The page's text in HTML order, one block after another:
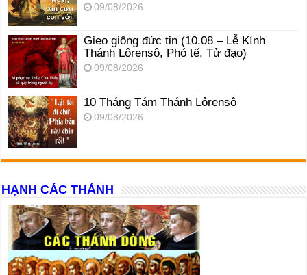
09/08/2026
Gieo giống đức tin (10.08 – Lễ Kính
Thánh Lôrensô, Phó tế, Tử đạo)
09/08/2026
10 Tháng Tám Thánh Lôrensô
09/08/2026
HẠNH CÁC THÁNH